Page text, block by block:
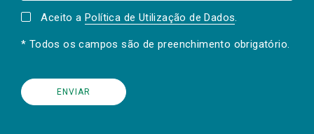
Aceito a Política de Utilização de Dados.
* Todos os campos são de preenchimento obrigatório.